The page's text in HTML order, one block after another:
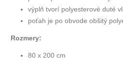
výplň tvorí polyesterové duté
poťah je po obvode obšitý
Rozmery:
80 x 200 cm